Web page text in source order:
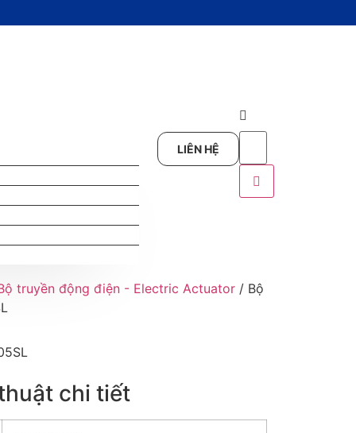
LIÊN HỆ
truyền động điện - Electric Actuator / Bộ
chi tiết